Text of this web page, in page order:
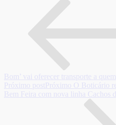
Bom’ vai oferecer transporte a
Próximo post Próximo O Boticário
Bem Feira com nova linha Cachos